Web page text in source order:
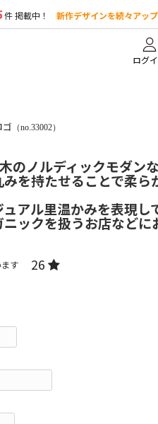
件 掲載中！ 新作デザインを続々アップ
ログ
ゴ （no.33002）
のノルディックモダンな
を持たせることで柔ら
アル里温かみを表現し
ックを扱うお店などに
す 26